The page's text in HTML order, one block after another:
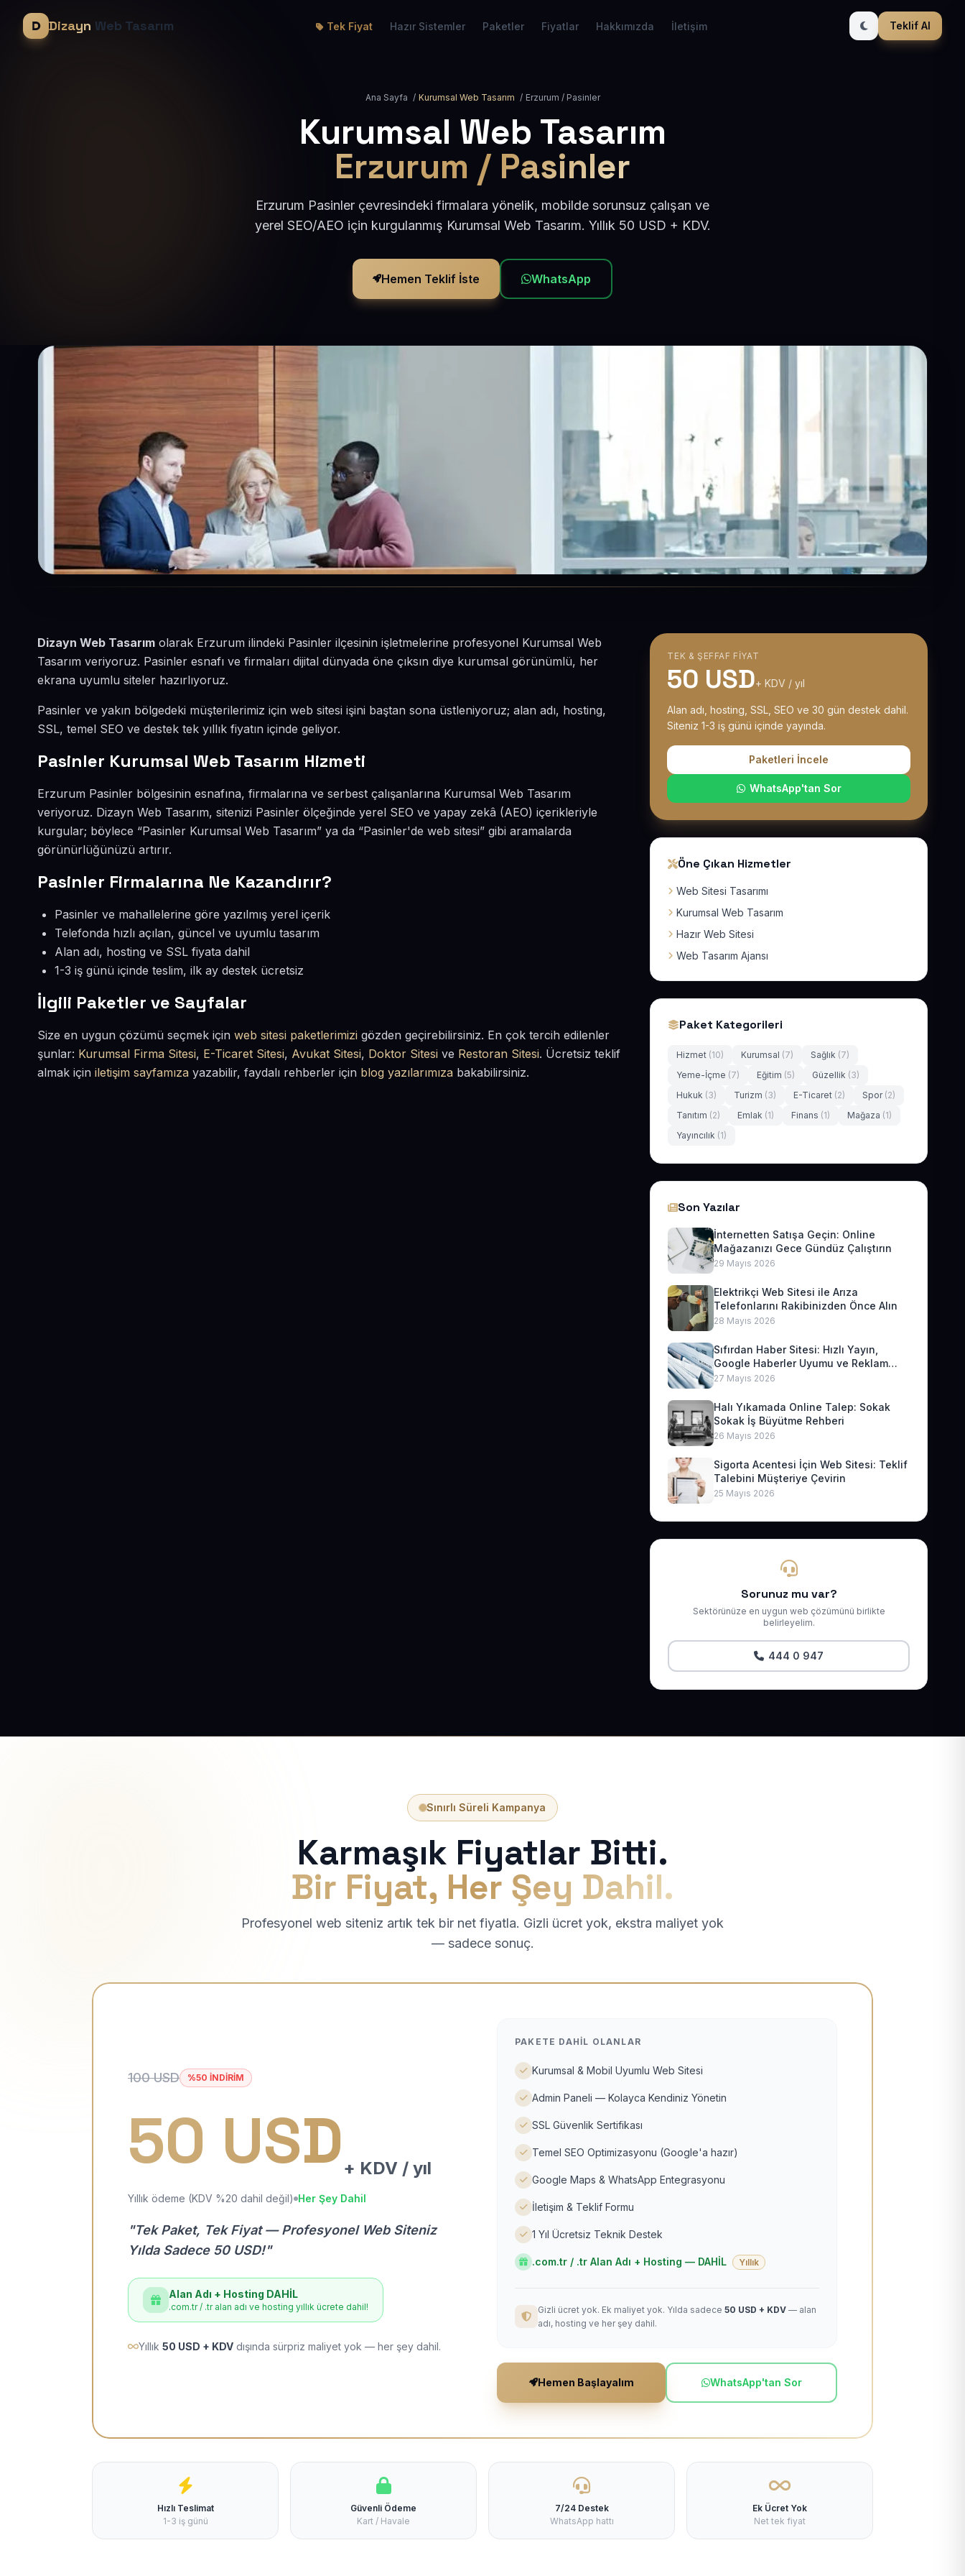
Dizayn Web Tasarım Tek Fiyat Hazır Sistemler Paketler Fiyatlar Hakkımızda İletişim Teklif Al
Ana Sayfa / Kurumsal Web Tasarım / Erzurum / Pasinler
Kurumsal Web Tasarım
Erzurum / Pasinler
Erzurum Pasinler çevresindeki firmalara yönelik, mobilde sorunsuz çalışan ve
yerel SEO/AEO için kurgulanmış Kurumsal Web Tasarım. Yıllık 50 USD + KDV.
Hemen Teklif İste WhatsApp
Dizayn Web Tasarım olarak Erzurum ilindeki Pasinler ilçesinin işletmelerine profesyonel Kurumsal Web
Tasarım veriyoruz. Pasinler esnafı ve firmaları dijital dünyada öne çıksın diye kurumsal görünümlü, her
ekrana uyumlu siteler hazırlıyoruz.
Pasinler ve yakın bölgedeki müşterilerimiz için web sitesi işini baştan sona üstleniyoruz; alan adı, hosting,
SSL, temel SEO ve destek tek yıllık fiyatın içinde geliyor.
Pasinler Kurumsal Web Tasarım Hizmeti
Erzurum Pasinler bölgesinin esnafına, firmalarına ve serbest çalışanlarına Kurumsal Web Tasarım
veriyoruz. Dizayn Web Tasarım, sitenizi Pasinler ölçeğinde yerel SEO ve yapay zekâ (AEO) içerikleriyle
kurgular; böylece “Pasinler Kurumsal Web Tasarım” ya da “Pasinler'de web sitesi” gibi aramalarda
görünürlüğünüzü artırır.
Pasinler Firmalarına Ne Kazandırır?
Pasinler ve mahallelerine göre yazılmış yerel içerik
Telefonda hızlı açılan, güncel ve uyumlu tasarım
Alan adı, hosting ve SSL fiyata dahil
1-3 iş günü içinde teslim, ilk ay destek ücretsiz
İlgili Paketler ve Sayfalar
Size en uygun çözümü seçmek için web sitesi paketlerimizi gözden geçirebilirsiniz. En çok tercih edilenler
şunlar: Kurumsal Firma Sitesi, E-Ticaret Sitesi, Avukat Sitesi, Doktor Sitesi ve Restoran Sitesi. Ücretsiz teklif
almak için iletişim sayfamıza yazabilir, faydalı rehberler için blog yazılarımıza bakabilirsiniz.
TEK & ŞEFFAF FIYAT
50 USD+ KDV / yıl
Alan adı, hosting, SSL, SEO ve 30 gün destek dahil.
Siteniz 1-3 iş günü içinde yayında.
Paketleri İncele
WhatsApp'tan Sor
Öne Çıkan Hizmetler
Web Sitesi Tasarımı
Kurumsal Web Tasarım
Hazır Web Sitesi
Web Tasarım Ajansı
Paket Kategorileri
Hizmet (10) Kurumsal (7) Sağlık (7)
Yeme-İçme (7) Eğitim (5) Güzellik (3)
Hukuk (3) Turizm (3) E-Ticaret (2) Spor (2)
Tanıtım (2) Emlak (1) Finans (1) Mağaza (1)
Yayıncılık (1)
Son Yazılar
İnternetten Satışa Geçin: Online
Mağazanızı Gece Gündüz Çalıştırın
29 Mayıs 2026
Elektrikçi Web Sitesi ile Arıza
Telefonlarını Rakibinizden Önce Alın
28 Mayıs 2026
Sıfırdan Haber Sitesi: Hızlı Yayın,
Google Haberler Uyumu ve Reklam
Geliri
27 Mayıs 2026
Halı Yıkamada Online Talep: Sokak
Sokak İş Büyütme Rehberi
26 Mayıs 2026
Sigorta Acentesi İçin Web Sitesi: Teklif
Talebini Müşteriye Çevirin
25 Mayıs 2026
Sorunuz mu var?
Sektörünüze en uygun web çözümünü birlikte
belirleyelim.
444 0 947
Sınırlı Süreli Kampanya
Karmaşık Fiyatlar Bitti.
Bir Fiyat, Her Şey Dahil.
Profesyonel web siteniz artık tek bir net fiyatla. Gizli ücret yok, ekstra maliyet yok
— sadece sonuç.
100 USD %50 İNDİRİM
50 USD + KDV / yıl
Yıllık ödeme (KDV %20 dahil değil) Her Şey Dahil
"Tek Paket, Tek Fiyat — Profesyonel Web Siteniz
Yılda Sadece 50 USD!"
Alan Adı + Hosting DAHİL
.com.tr / .tr alan adı ve hosting yıllık ücrete dahil!
Yıllık 50 USD + KDV dışında sürpriz maliyet yok — her şey dahil.
PAKETE DAHIL OLANLAR
Kurumsal & Mobil Uyumlu Web Sitesi
Admin Paneli — Kolayca Kendiniz Yönetin
SSL Güvenlik Sertifikası
Temel SEO Optimizasyonu (Google'a hazır)
Google Maps & WhatsApp Entegrasyonu
İletişim & Teklif Formu
1 Yıl Ücretsiz Teknik Destek
.com.tr / .tr Alan Adı + Hosting — DAHİL Yıllık
Gizli ücret yok. Ek maliyet yok. Yılda sadece 50 USD + KDV — alan
adı, hosting ve her şey dahil.
Hemen Başlayalım WhatsApp'tan Sor
Hızlı Teslimat
1-3 iş günü
Güvenli Ödeme
Kart / Havale
7/24 Destek
WhatsApp hattı
Ek Ücret Yok
Net tek fiyat